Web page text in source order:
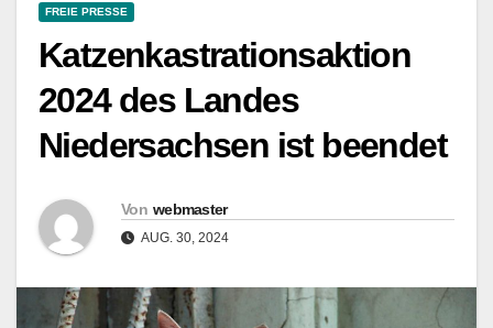
FREIE PRESSE
Katzenkastrationsaktion
2024 des Landes
Niedersachsen ist beendet
Von webmaster
AUG. 30, 2024